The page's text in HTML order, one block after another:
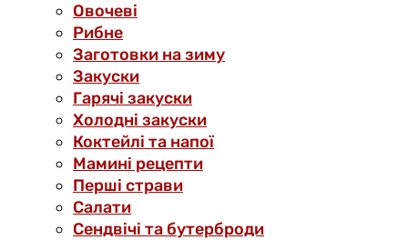
Овочеві
Рибне
Заготовки на зиму
Закуски
Гарячі закуски
Холодні закуски
Коктейлі та напої
Мамині рецепти
Перші страви
Салати
Сендвічі та бутерброди